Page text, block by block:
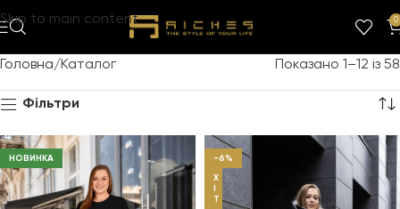
Skip to main content 0
Головна Каталог Показано 1–12 із 58
Фільтри
НОВИНКА -6%
Х
Т